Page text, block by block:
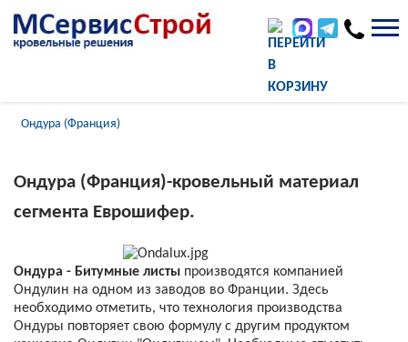
Еврошифер - Ондулин
Ондура (Франция)
Ондура (Франция)-кровельный материал
сегмента Еврошифер.
Ондура - Битумные листы производятся компанией
Ондулин на одном из заводов во Франции. Здесь
необходимо отметить, что технология производства
Ондуры повторяет свою формулу с другим продуктом